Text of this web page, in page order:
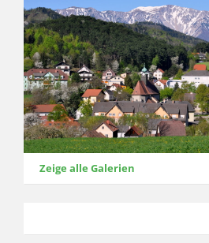
Zeige alle Galerien